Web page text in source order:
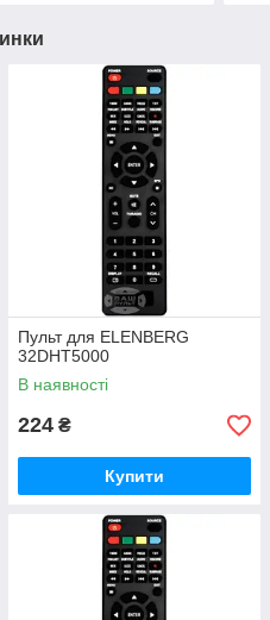
Пульт для ELENBERG
32DHT5000
В наявності
224 ₴
Купити